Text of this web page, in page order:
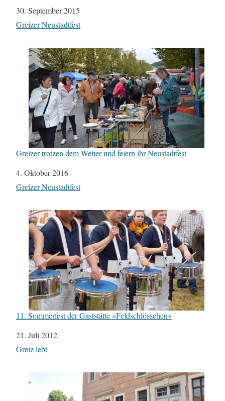
Datum
30. September 2015
In Bezug auf
Greizer Neustadtfest
Greizer trotzen dem Wetter und feiern ihr Neustadtfest
Datum
4. Oktober 2016
In Bezug auf
Greizer Neustadtfest
11. Sommerfest der Gaststätte »Feldschlösschen«
Datum
21. Juli 2012
In Bezug auf
Greiz lebt